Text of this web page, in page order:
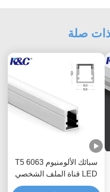
صلة
سبائك الألومنيوم 6063 T5
LED قناة الملف الشخصي
مع غطاء الناشر PC